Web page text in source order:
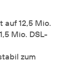
auf 12,5 Mio.
Mio. DSL-
zum